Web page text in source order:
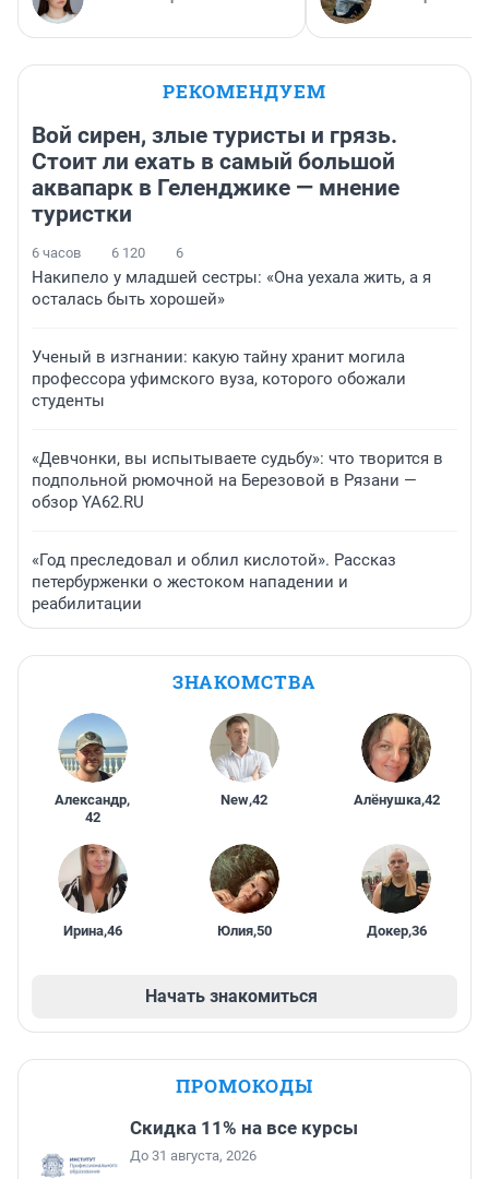
РЕКОМЕНДУЕМ
Вой сирен, злые туристы и грязь.
Стоит ли ехать в самый большой
аквапарк в Геленджике — мнение
туристки
6 часов 6 120 6
Накипело у младшей сестры: «Она уехала жить, а я
осталась быть хорошей»
Ученый в изгнании: какую тайну хранит могила
профессора уфимского вуза, которого обожали
студенты
«Девчонки, вы испытываете судьбу»: что творится в
подпольной рюмочной на Березовой в Рязани —
обзор YA62.RU
«Год преследовал и облил кислотой». Рассказ
петербурженки о жестоком нападении и
реабилитации
ЗНАКОМСТВА
Александр,
42
New,42 Алёнушка,42
Ирина,46 Юлия,50 Докер,36
Начать знакомиться
ПРОМОКОДЫ
Скидка 11% на все курсы
До 31 августа, 2026